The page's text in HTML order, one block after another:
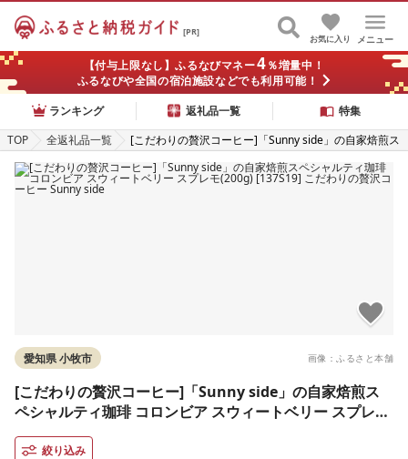
[PR]
メニュー
お気に入り
【付与上限なし】ふるなびマネー4％増量中！
ふるなびや全国の宿泊施設などでも利用可能！
ランキング
返礼品一覧
特集
TOP
全返礼品一覧
[こだわりの贅沢コーヒー]「Sunny side」の自家焙煎ス
ペシャルティ珈琲 コロンビア スウィートベリー スプレ
モ(200g) [137S19] こだわりの贅沢コーヒー Sunny sid
画像：ふるさと本舗
愛知県 小牧市
[こだわりの贅沢コーヒー]「Sunny side」の自家焙煎ス
ペシャルティ珈琲 コロンビア スウィートベリー スプレモ
(200g) [137S19] こだわりの贅沢コーヒー Sunny side
絞り込み